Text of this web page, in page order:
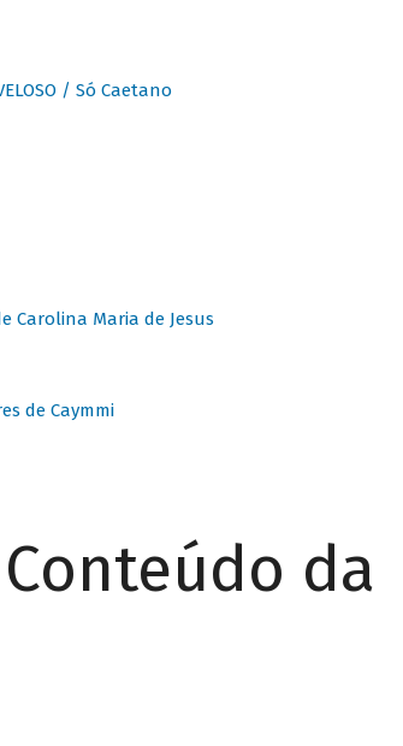
/ Só Caetano
Carolina Maria de Jesus
de Caymmi
da